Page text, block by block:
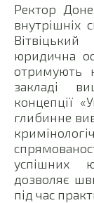
Ректор
внутрішніх
юридична
отримують
закладі
концепції
глибинне
успішних
дозволяє
під час